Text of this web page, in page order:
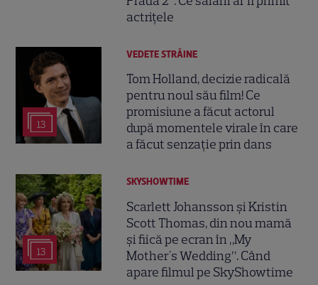
actrițele
13
VEDETE STRĂINE
Tom Holland, decizie radicală
pentru noul său film! Ce
promisiune a făcut actorul
după momentele virale în care
a făcut senzație prin dans
13
SKYSHOWTIME
Scarlett Johansson și Kristin
Scott Thomas, din nou mamă
și fiică pe ecran în „My
Mother's Wedding”. Când
apare filmul pe SkyShowtime